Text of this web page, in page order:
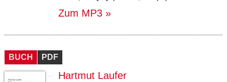
Zum MP3
BUCH PDF
Hartmut Laufer